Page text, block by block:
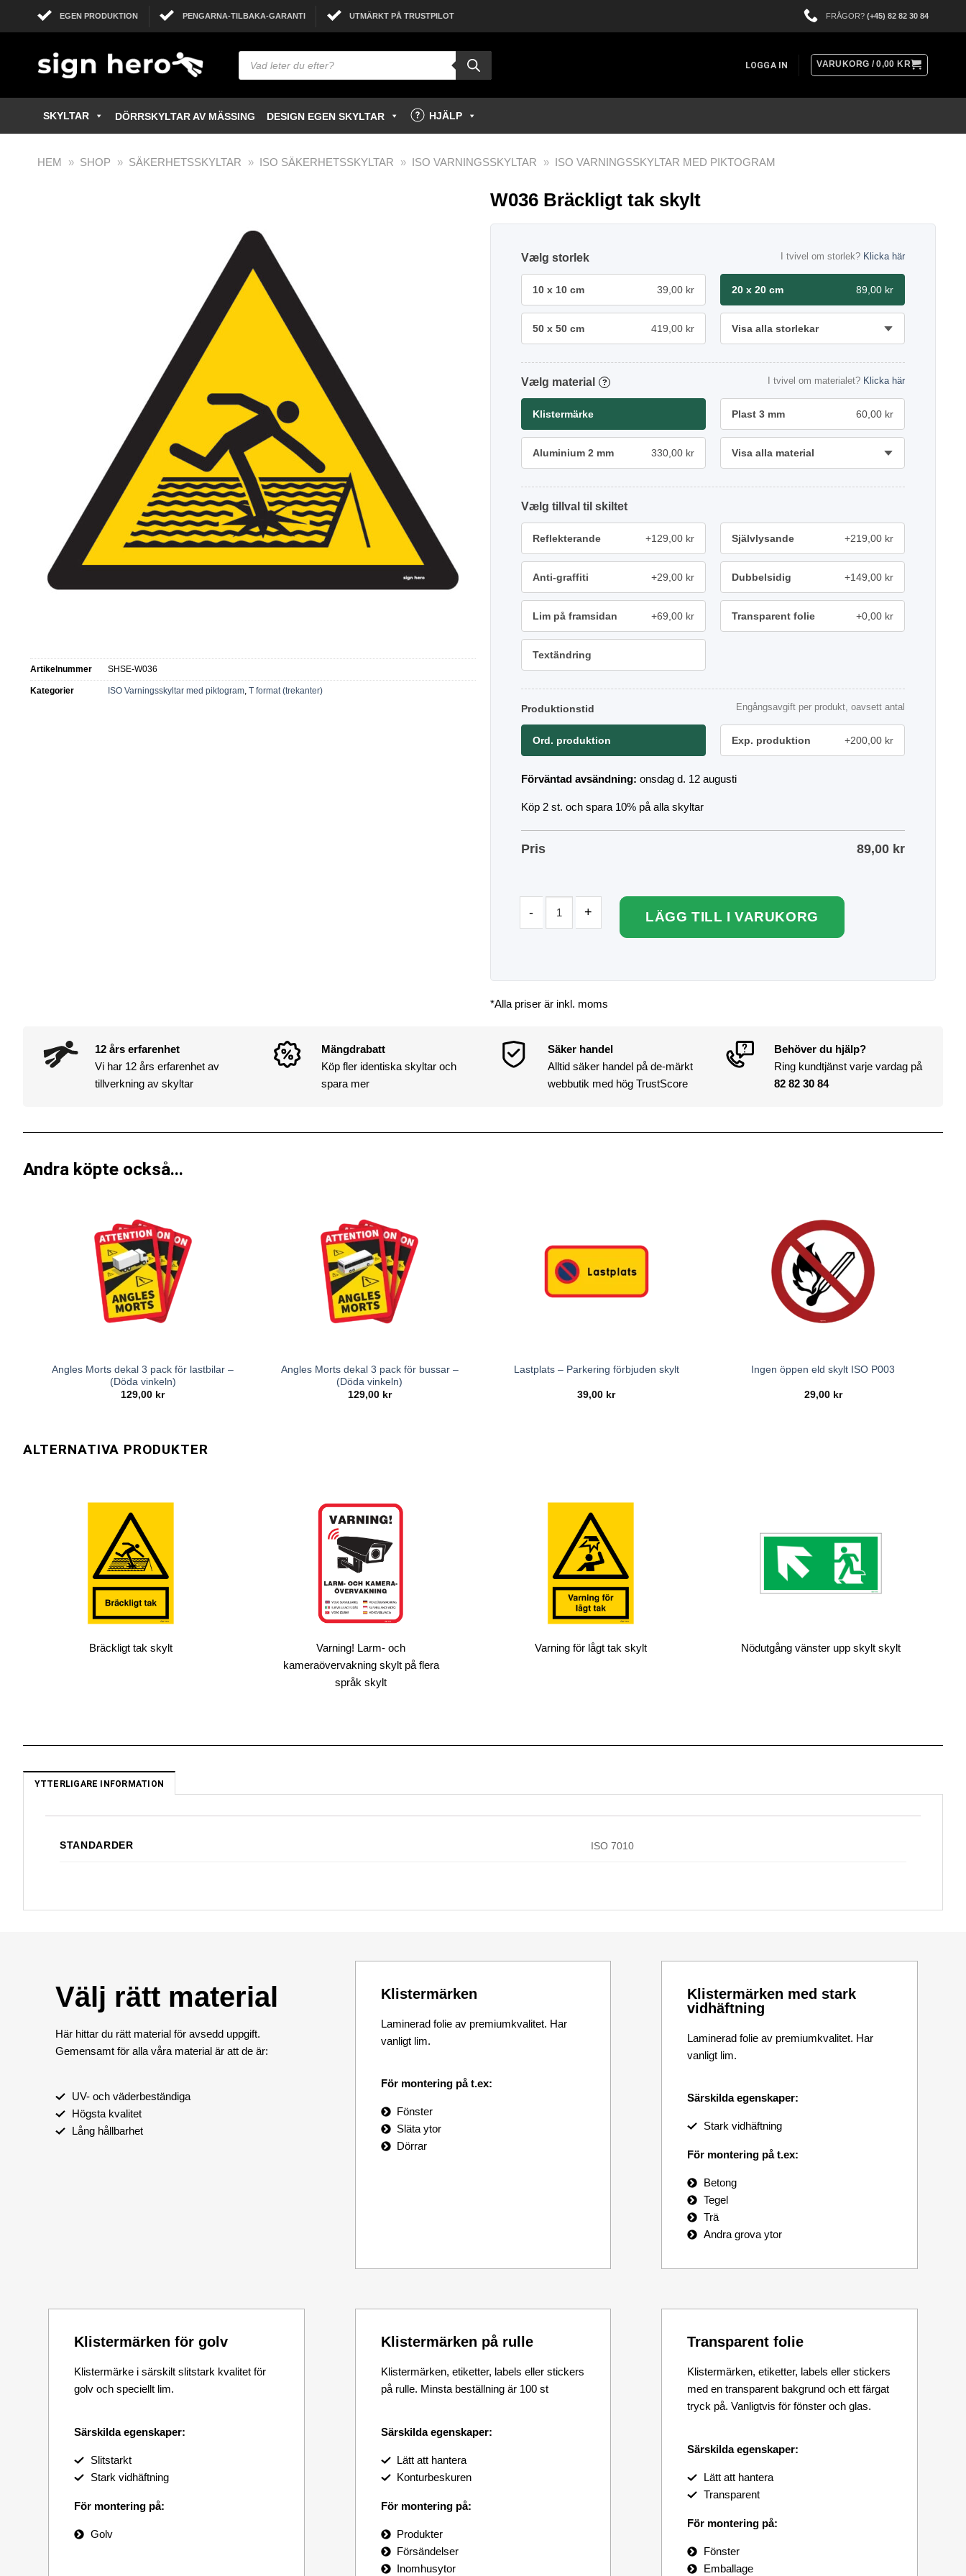
EGEN PRODUKTION PENGARNA-TILBAKA-GARANTI UTMÄRKT PÅ TRUSTPILOT FRÅGOR? (+45) 82 82 30 84
LOGGA IN VARUKORG /0,00 KR
SKYLTAR DÖRRSKYLTAR AV MÄSSING DESIGN EGEN SKYLTAR HJÄLP
HEM » SHOP » SÄKERHETSSKYLTAR » ISO SÄKERHETSSKYLTAR » ISO VARNINGSSKYLTAR » ISO VARNINGSSKYLTAR MED PIKTOGRAM
Artikelnummer SHSE-W036
Kategorier ISO Varningsskyltar med piktogram, T format (trekanter)
W036 Bräckligt tak skylt
storlek I tvivel om storlek? Klicka här
10 x 10 cm 39,00 kr 20 x 20 cm 89,00 kr
50 x 50 cm 419,00 kr Visa alla storlekar
material ? I tvivel om materialet? Klicka här
Klistermärke Plast 3 mm 60,00 kr
Aluminium 2 mm 330,00 kr Visa alla material
tillval
Reflekterande +129,00 kr Självlysande +219,00 kr
Anti-graffiti +29,00 kr Dubbelsidig +149,00 kr
Lim på framsidan +69,00 kr Transparent folie +0,00 kr
Textändring
Produktionstid Engångsavgift per produkt, oavsett antal
Ord. produktion Exp. produktion +200,00 kr
Förväntad avsändning: onsdag d. 12 augusti
Köp 2 st. och spara 10% på alla skyltar
Pris 89,00 kr
LÄGG TILL I VARUKORG
*Alla priser är inkl. moms
12 års erfarenhet
Vi har 12 års erfarenhet av
tillverkning av skyltar
Mängdrabatt
Köp fler identiska skyltar och
spara mer
Säker handel
Alltid säker handel på de-märkt
webbutik med hög TrustScore
Behöver du hjälp?
Ring kundtjänst varje vardag på
82 82 30 84
Andra köpte också...
Angles Morts dekal 3 pack för lastbilar –
(Döda vinkeln)
129,00 kr
Angles Morts dekal 3 pack för bussar –
(Döda vinkeln)
129,00 kr
Lastplats – Parkering förbjuden skylt
39,00 kr
Ingen öppen eld skylt ISO P003
29,00 kr
Bräckligt tak skylt
Varning! Larm- och
kameraövervakning skylt på flera
språk skylt
Varning för lågt tak skylt Nödutgång vänster upp skylt skylt
YTTERLIGARE INFORMATION
STANDARDER ISO 7010
Välj rätt material
Här hittar du rätt material för avsedd uppgift.
Gemensamt för alla våra material är att de är:
UV- och väderbeständiga
Högsta kvalitet
Lång hållbarhet
Klistermärken
Laminerad folie av premiumkvalitet. Har
vanligt lim.
För montering på t.ex:
Fönster
Släta ytor
Dörrar
Klistermärken med stark
vidhäftning
Laminerad folie av premiumkvalitet. Har
vanligt lim.
Särskilda egenskaper:
Stark vidhäftning
För montering på t.ex:
Betong
Tegel
Trä
Andra grova ytor
Klistermärken för golv
Klistermärke i särskilt slitstark kvalitet för
golv och speciellt lim.
Särskilda egenskaper:
Slitstarkt
Stark vidhäftning
För montering på:
Golv
Klistermärken på rulle
Klistermärken, etiketter, labels eller stickers
på rulle. Minsta beställning är 100 st
Särskilda egenskaper:
Lätt att hantera
Konturbeskuren
För montering på:
Produkter
Försändelser
Inomhusytor
Transparent folie
Klistermärken, etiketter, labels eller stickers
med en transparent bakgrund och ett färgat
tryck på. Vanligtvis för fönster och glas.
Särskilda egenskaper:
Lätt att hantera
Transparent
För montering på:
Fönster
Emballage